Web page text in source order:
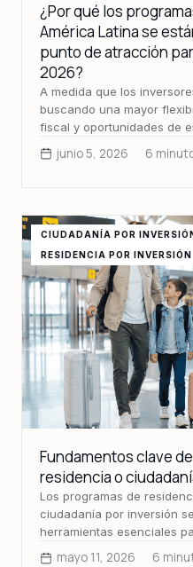
¿Por qué los
América Latina se
punto de atracción
2026?
A medida que los
buscando una mayor
fiscal y oportunidades de
junio 5, 2026 6
CIUDADANÍA POR
RESIDENCIA POR INVERSIÓN
Fundamentos clave
residencia o
Los programas de
ciudadanía por inversión
herramientas esenciales
mayo 11, 2026 6